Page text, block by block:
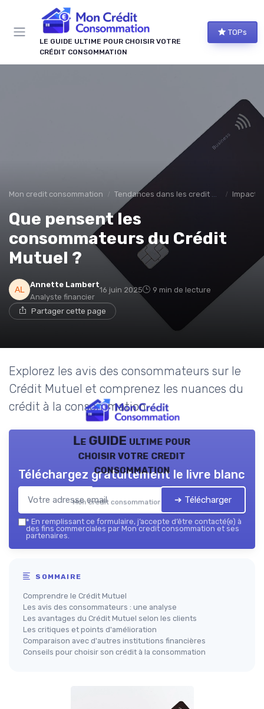
LE GUIDE ULTIME POUR CHOISIR VOTRE
CRÉDIT CONSOMMATION
TOPs
Mon credit consommation Tendances dans les credit à la consomation Impact
Que pensent les
consommateurs du Crédit
Mutuel ?
Annette Lambert
Analyste financier
16 juin 2025 9 min de lecture
Partager cette page
Explorez les avis des consommateurs sur le
Crédit Mutuel et comprenez les nuances du
crédit à la consommation.
Le GUIDE ultime pour
choisir votre credit
consommation
Mon credit consommation — 2026
Téléchargez gratuitement le livre blanc
➔ Télécharger
* En remplissant ce formulaire, j’accepte d’être contacté(e) à
des fins commerciales par Mon credit consommation et ses
partenaires.
SOMMAIRE
Comprendre le Crédit Mutuel
Les avis des consommateurs : une analyse
Les avantages du Crédit Mutuel selon les clients
Les critiques et points d'amélioration
Comparaison avec d'autres institutions financières
Conseils pour choisir son crédit à la consommation
Panneau de gestion des cookies